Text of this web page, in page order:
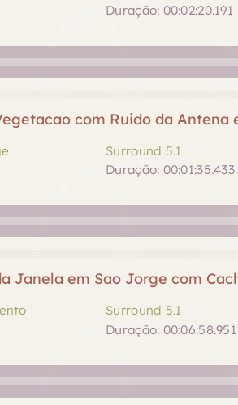
Duração: 00:02:20.191
com Ruido da Antena
Surround 5.1
Duração: 00:01:35.433
Janela em Sao Jorge com
Surround 5.1
Duração: 00:06:58.951